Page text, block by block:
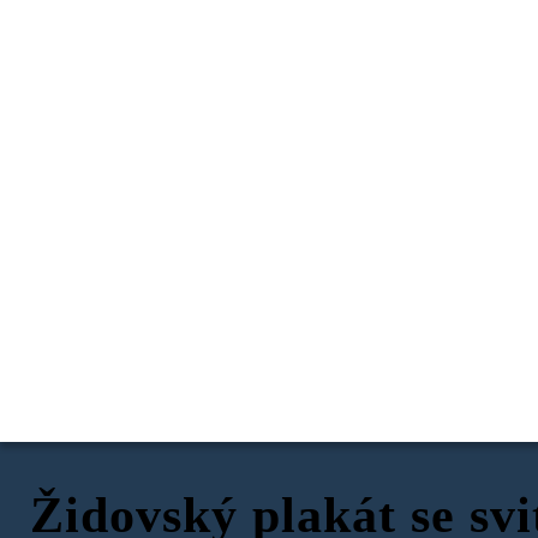
Židovský plakát se